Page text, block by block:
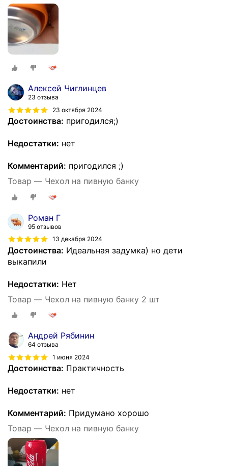
Алексей Чиглинцев
23 отзыва
23 октября 2024
Достоинства: пригодился;)
Недостатки: нет
Комментарий: пригодился ;)
Товар — Чехол на пивную банку
Роман Г
95 отзывов
13 декабря 2024
Достоинства: Идеальная задумка) но дети
выкапили
Недостатки: Нет
Товар — Чехол на пивную банку 2 шт
Андрей Рябинин
64 отзыва
1 июня 2024
Достоинства: Практичность
Недостатки: нет
Комментарий: Придумано хорошо
Товар — Чехол на пивную банку